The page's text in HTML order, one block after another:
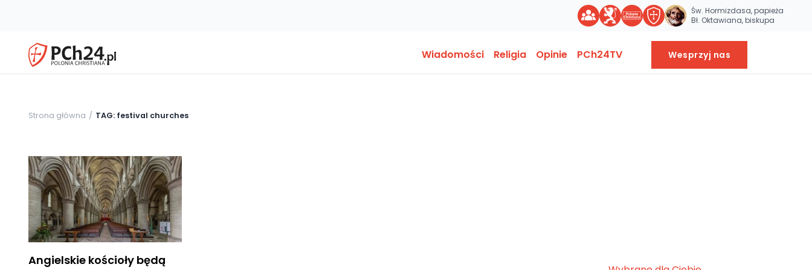
Św. Hormizdasa, papieża
Bł. Oktawiana, biskupa
Wiadomości Religia Opinie PCh24TV Wesprzyj nas
Strona główna TAG: festival churches
Angielskie kościoły będą